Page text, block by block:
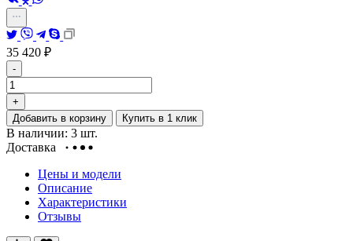
35 420 ₽
-
+
Добавить в корзину
Купить в 1 клик
В наличии: 3 шт.
Доставка
Цены и модели
Описание
Характеристики
Отзывы